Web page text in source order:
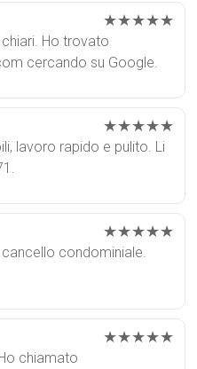
★★★★★
Ho trovato
cercando su Google.
★★★★★
lavoro rapido e pulito. Li
★★★★★
condominiale.
★★★★★
chiamato